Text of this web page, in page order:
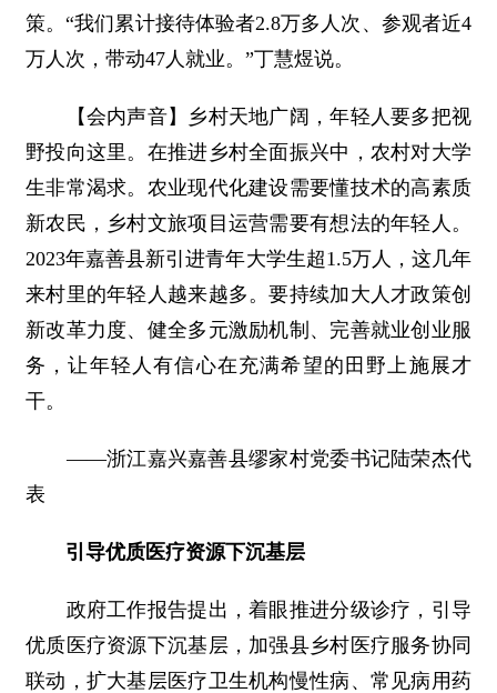
策。“我们累计接待体验者2.8万多人次、参观者近4
万人次，带动47人就业。”丁慧煜说。
【会内声音】乡村天地广阔，年轻人要多把视
野投向这里。在推进乡村全面振兴中，农村对大学
生非常渴求。农业现代化建设需要懂技术的高素质
新农民，乡村文旅项目运营需要有想法的年轻人。
2023年嘉善县新引进青年大学生超1.5万人，这几年
来村里的年轻人越来越多。要持续加大人才政策创
新改革力度、健全多元激励机制、完善就业创业服
务，让年轻人有信心在充满希望的田野上施展才
干。
――浙江嘉兴嘉善县缪家村党委书记陆荣杰代
表
引导优质医疗资源下沉基层
政府工作报告提出，着眼推进分级诊疗，引导
优质医疗资源下沉基层，加强县乡村医疗服务协同
联动，扩大基层医疗卫生机构慢性病、常见病用药